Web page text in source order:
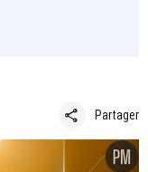
share Partager